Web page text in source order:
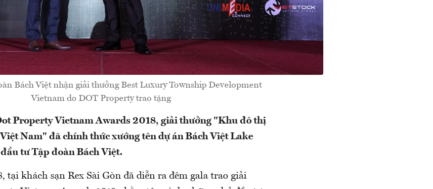
Bách Việt nhận giải thưởng Best Luxury Township Development
Vietnam do DOT Property trao tặng
Property Vietnam Awards 2018, giải thưởng "Khu đô thị
Nam" đã chính thức xướng tên dự án Bách Việt Lake
tư Tập đoàn Bách Việt.
tại khách sạn Rex Sài Gòn đã diễn ra đêm gala trao giải